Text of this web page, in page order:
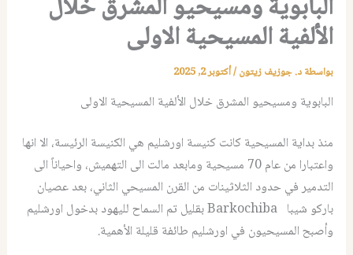
البابوية ومسيحيو المشرق خلال
الألفية المسيحية الاولى
بواسطةد. جوزيف زيتون/أكتوبر 2, 2025
البابوية ومسيحيو المشرق خلال الألفية المسيحية الاولى
منذ بداية المسيحية كانت كنيسة اورشليم هي الكنيسة الرئيسة، الا انها
واعتبارا من عام 70 مسيحية ومابعد مالت الى التهميش، واحياناً الى
التدمير في حدود الثلاثينات من القرن المسيحي الثاني، بعد عصيان
باركو شيبا Barkochiba بقليل تم السماح لليهود بدخول اورشليم
وأصبح المسيحيون في اورشليم طائفة قليلة الأهمية.